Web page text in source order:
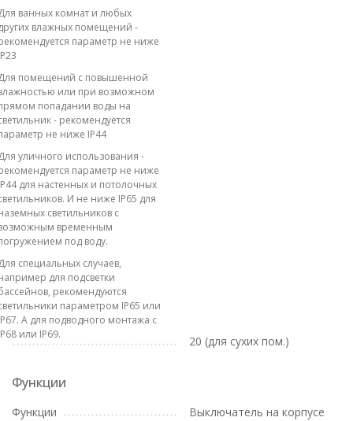
ванных комнат и любых
влажных помещений -
параметр не ниже
помещений с повышенной
или при возможном
попадании воды на
- рекомендуется
не ниже IP44
уличного использования -
параметр не ниже
для настенных и потолочных
И не ниже IP65 для
светильников с
временным
под воду.
специальных случаев,
для подсветки
рекомендуются
параметром IP65 или
А для подводного монтажа с
или IP69.
20 (для сухих пом.)
Функции
Функции Выключатель на корпусе